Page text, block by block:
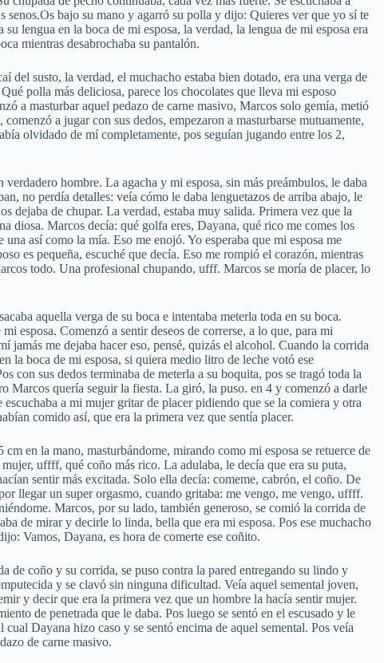
senos.Os bajo su mano y agarró su polla y dijo: Quieres ver que yo sí te
lengua en la boca de mi esposa, la verdad, la lengua de mi esposa era
mientras desabrochaba su pantalón.
del susto, la verdad, el muchacho estaba bien dotado, era una verga de
polla más deliciosa, parece los chocolates que lleva mi esposo
a masturbar aquel pedazo de carne masivo, Marcos solo gemía, metió
a jugar con sus dedos, empezaron a masturbarse mutuamente,
olvidado de mí completamente, pos seguían jugando entre los 2,
hombre. La agacha y mi esposa, sin más preámbulos, le daba
no perdía detalles: veía cómo le daba lenguetazos de arriba abajo, le
dejaba de chupar. La verdad, estaba muy salida. Primera vez que la
diosa. Marcos decía: qué golfa eres, Dayana, qué rico me comes los
así como la mía. Eso me enojó. Yo esperaba que mi esposa me
es pequeña, escuché que decía. Eso me rompió el corazón, mientras
todo. Una profesional chupando, ufff. Marcos se moría de placer, lo
aquella verga de su boca e intentaba meterla toda en su boca.
esposa. Comenzó a sentir deseos de correrse, a lo que, para mi
jamás me dejaba hacer eso, pensé, quizás el alcohol. Cuando la corrida
la boca de mi esposa, si quiera medio litro de leche votó ese
con sus dedos terminaba de meterla a su boquita, pos se tragó toda la
Marcos quería seguir la fiesta. La giró, la puso. en 4 y comenzó a darle
a mi mujer gritar de placer pidiendo que se la comiera y otra
comido así, que era la primera vez que sentía placer.
en la mano, masturbándome, mirando como mi esposa se retuerce de
uffff, qué coño más rico. La adulaba, le decía que era su puta,
sentir más excitada. Solo ella decía: comeme, cabrón, el coño. De
llegar un super orgasmo, cuando gritaba: me vengo, me vengo, uffff.
Marcos, por su lado, también generoso, se comió la corrida de
de mirar y decirle lo linda, bella que era mi esposa. Pos ese muchacho
Vamos, Dayana, es hora de comerte ese coñito.
de coño y su corrida, se puso contra la pared entregando su lindo y
y se clavó sin ninguna dificultad. Veía aquel semental joven,
y decir que era la primera vez que un hombre la hacía sentir mujer.
de penetrada que le daba. Pos luego se sentó en el escusado y le
Dayana hizo caso y se sentó encima de aquel semental. Pos veía
de carne masivo.